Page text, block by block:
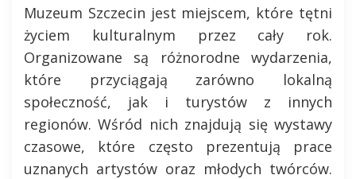
Muzeum Szczecin jest miejscem, które tętni
życiem kulturalnym przez cały rok.
Organizowane są różnorodne wydarzenia,
które przyciągają zarówno lokalną
społeczność, jak i turystów z innych
regionów. Wśród nich znajdują się wystawy
czasowe, które często prezentują prace
uznanych artystów oraz młodych twórców.